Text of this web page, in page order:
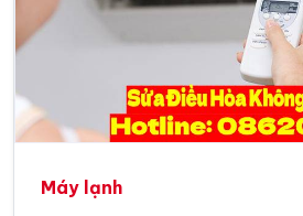
Máy lạnh